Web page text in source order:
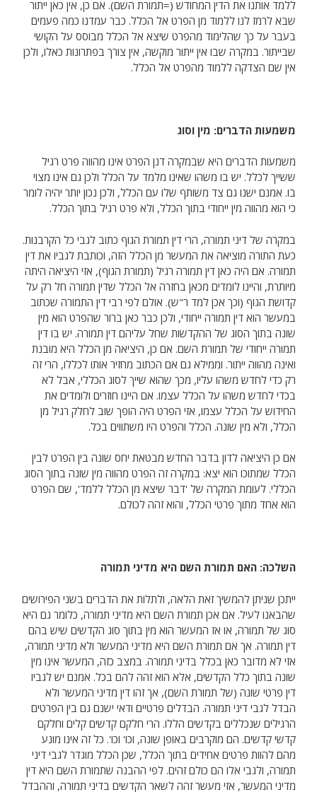
ללמד אותנו את הדין המחודש (=תמורת השם). אם כן, אין כאן ייתור
שבא לרמז לנו ללמוד מן הפרט אל הכלל. כבר עמדנו כמה פעמים
בעבר על כך שהלימוד מהפרט שיצא אל הכלל מבוסס על הקושי
שבייתור. במקרה שבו אין ייתור מוקשה, אין צורך בפתרונות כאלו, ולכן
אין שם הצדקה ללמוד מהפרט אל הכלל.
משמעות הדברים: מין וסוג
משמעות הדברים היא שבמקרה דנן הפרט אינו מהווה פרט רגיל
ששייך לכלל. יש בו משהו שאינו מלמד על הכלל ולכן גם אינו מצוי
בו. אמנם ישנו גם צד משותף שלו עם הכלל, ולכן נכון יותר יהיה לומר
כי הוא מהווה מין ייחודי בתוך הכלל, ולא פרט רגיל בתוך הכלל.
במקרה של דיני תמורה, הרי דין תמורת הגוף כתוב לגבי כל הקרבנות.
כעת התורה מוציאה את המעשר מן הכלל הזה, וכותבת לגביו את דין
תמורה. אם היה כאן דין תמורה רגיל (תמורת הגוף), אזי היציאה היתה
מיותרת, והיינו לומדים מכאן בחזרה אל הכלל שדין תמורה חל רק על
קדושת הגוף (וכך אכן למד ר"ש). אולם לפי רבי דין התמורה שכתוב
במעשר הוא דין תמורה ייחודי, ולכן כבר כאן ברור שהפרט הוא מין
שונה בתוך הסוג של ההקדשות שחל עליהם דין תמורה. יש בו דין
תמורה ייחודי של תמורת השם. אם כן, היציאה מן הכלל היא מובנת
ואינה מהווה ייתור. וממילא גם אם הכתוב מחזיר אותו לכללו, הרי זה
רק כדי לחדש משהו עליו, מכך שהוא שייך לסוג הכללי, אבל לא
בכדי לחדש משהו על הכלל עצמו. אם היינו חוזרים ולומדים את
החידוש על הכלל עצמו, אזי הפרט היה הופך שוב לחלק רגיל מן
הכלל, ולא מין שונה. הכלל והפרט היו משתווים בכל.
אם כן היציאה לדון בדבר החדש מבטאת יחס שונה בין הפרט לבין
הכלל שמתוכו הוא יצא: במקרה זה הפרט מהווה מין שונה בתוך הסוג
הכללי. לעומת המקרה של 'דבר שיצא מן הכלל ללמד', שם הפרט
הוא אחד מתוך פרטי הכלל, והוא זהה לכולם.
השלכה: האם תמורת השם היא מדיני תמורה
ייתכן שניתן להמשיך זאת הלאה, ולתלות את הדברים בשני הפירושים
שהבאנו לעיל. אם אכן תמורת השם היא מדיני תמורה, כלומר גם היא
סוג של תמורה, או אז המעשר הוא מין בתוך סוג הקדשים שיש בהם
דין תמורה. אך אם תמורת השם היא מדיני המעשר ולא מדיני תמורה,
אזי לא מדובר כאן בכלל בדיני תמורה. במצב כזה, המעשר אינו מין
שונה בתוך כלל הקדשים, אלא הוא זהה להם בכל. אמנם יש לגביו
דין פרטי שונה (של תמורת השם), אך זהו דין מדיני המעשר ולא
הבדל לגבי דיני תמורה. הבדלים פרטיים ודאי ישנם גם בין הפרטים
הרגילים שנכללים בקדשים הללו. הרי חלקם קדשים קלים וחלקם
קדשי קדשים. הם מוקרבים באופן שונה, וכו' וכו'. כל זה אינו מונע
מהם להוות פרטים אחידים בתוך הכלל, שכן הכלל מוגדר לגבי דיני
תמורה, ולגבי אלו הם כולם זהים. לפי ההבנה שתמורת השם היא דין
מדיני המעשר, אזי מעשר זהה לשאר הקדשים בדיני תמורה, וההבדל